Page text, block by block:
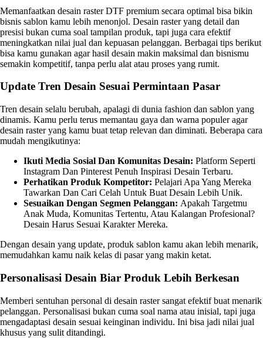
Memanfaatkan desain raster DTF premium secara optimal bisa bikin
bisnis sablon kamu lebih menonjol. Desain raster yang detail dan
presisi bukan cuma soal tampilan produk, tapi juga cara efektif
meningkatkan nilai jual dan kepuasan pelanggan. Berbagai tips berikut
bisa kamu gunakan agar hasil desain makin maksimal dan bisnismu
semakin kompetitif, tanpa perlu alat atau proses yang rumit.
Update Tren Desain Sesuai Permintaan Pasar
Tren desain selalu berubah, apalagi di dunia fashion dan sablon yang
dinamis. Kamu perlu terus memantau gaya dan warna populer agar
desain raster yang kamu buat tetap relevan dan diminati. Beberapa cara
mudah mengikutinya:
Ikuti Media Sosial Dan Komunitas Desain: Platform Seperti
Instagram Dan Pinterest Penuh Inspirasi Desain Terbaru.
Perhatikan Produk Kompetitor: Pelajari Apa Yang Mereka
Tawarkan Dan Cari Celah Untuk Buat Desain Lebih Unik.
Sesuaikan Dengan Segmen Pelanggan: Apakah Targetmu
Anak Muda, Komunitas Tertentu, Atau Kalangan Profesional?
Desain Harus Sesuai Karakter Mereka.
Dengan desain yang update, produk sablon kamu akan lebih menarik,
memudahkan kamu naik kelas di pasar yang makin ketat.
Personalisasi Desain Biar Produk Lebih Berkesan
Memberi sentuhan personal di desain raster sangat efektif buat menarik
pelanggan. Personalisasi bukan cuma soal nama atau inisial, tapi juga
mengadaptasi desain sesuai keinginan individu. Ini bisa jadi nilai jual
khusus yang sulit ditandingi.